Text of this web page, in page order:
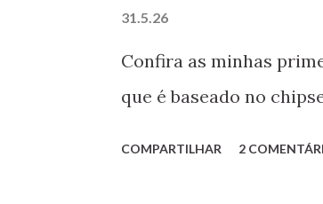
31.5.26
Confira as minhas
que é baseado no
COMPARTILHAR 2